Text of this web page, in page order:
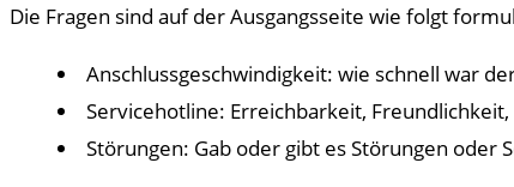
Die Fragen sind auf der Ausgangsseite wie folgt
Anschlussgeschwindigkeit: wie schnell war
Servicehotline: Erreichbarkeit,
Störungen: Gab oder gibt es Störungen oder